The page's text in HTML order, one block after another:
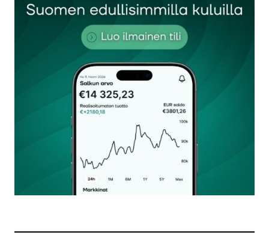
Sähköpostiosoitettasi ei julkaista.Pakolliset
kentät on merkitty*
Kommentti*
Nimesi tai nimimerkkisi
Sähköpostiosoitteesi
Tilaa SalkunRakentajan uutiskirje